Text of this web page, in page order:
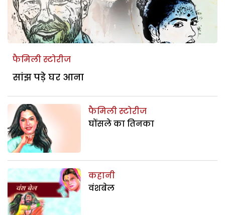
फैमिली स्टोरीज
सांझ पड़े घर आना
फैमिली स्टोरीज
घोंसले का तिनका
कहानी
वंशबेल